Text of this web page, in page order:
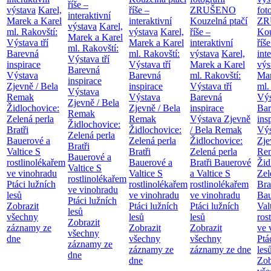
výstava Karel,
Marek a Karel
ml. Rakovští:
Výstava tří
Barevná
inspirace
Výstava
Zjevně / Bela
Remak
Židlochovice:
Zelená perla
Bratři
Bauerové a
Valtice S
rostlinolékařem
ve vinohradu
Ptáci lužních
lesů
Zobrazit
všechny
záznamy ze
dne
říše –
interaktivní
výstava Karel,
Marek a Karel
ml. Rakovští:
Výstava tří
Barevná
inspirace
Výstava
Zjevně / Bela
Remak
Židlochovice:
Zelená perla
Bratři
Bauerové a
Valtice S
rostlinolékařem
ve vinohradu
Ptáci lužních
lesů
Zobrazit
všechny
záznamy ze
dne
říše –
interaktivní
výstava Karel,
Marek a Karel
ml. Rakovští:
Výstava tří
Barevná
inspirace
Výstava
Zjevně / Bela
Remak
Židlochovice:
Zelená perla
Bratři
Bauerové a
Valtice S
rostlinolékařem
ve vinohradu
Ptáci lužních
lesů
Zobrazit
všechny
záznamy ze
dne
ZRUŠENO
Kouzelná ptačí
říše –
interaktivní
výstava Karel,
Marek a Karel
ml. Rakovští:
Výstava tří
Barevná
inspirace
Výstava Zjevně
/ Bela Remak
Židlochovice:
Zelená perla
Bratři Bauerové
a Valtice S
rostlinolékařem
ve vinohradu
Ptáci lužních
lesů
Zobrazit
všechny
záznamy ze dne
ml.
ve